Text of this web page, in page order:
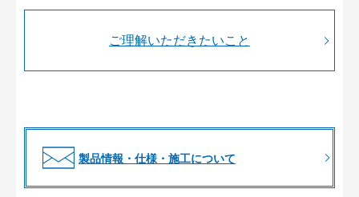
ご理解いただきたいこと
製品情報・仕様・施工について